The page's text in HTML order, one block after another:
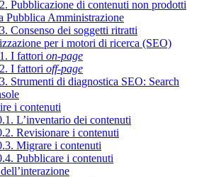
Pubblicazione di contenuti non prodotti
Pubblica Amministrazione
Consenso dei soggetti ritratti
per i motori di ricerca (SEO)
I fattori on-page
I fattori off-page
Strumenti di diagnostica SEO: Search
i contenuti
L’inventario dei contenuti
Revisionare i contenuti
Migrare i contenuti
Pubblicare i contenuti